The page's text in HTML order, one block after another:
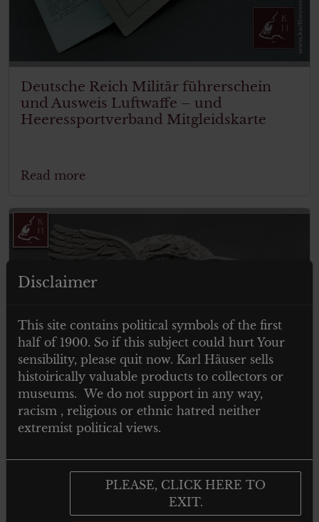
Deutsche Reich Militär führerschein
und Ausweis Luftwaffe – und
Heeressportverband Mitgleidskarte
Read more
ITEM SOLD
Gerrman Pilot Luftwaffe Badge –
Flugzeugführerabzeichen
Disclaimer
This site contains political symbols of the first
half of 1900. So if this subject could hurt Your
sensibility, please quit now. Karl Häuser sells
histoirically valuable products to collectors or
museums. We do not support in any way,
racism , religious or ethnic hatred neither
extremist political views.
PLEASE, CLICK HERE TO
EXIT.